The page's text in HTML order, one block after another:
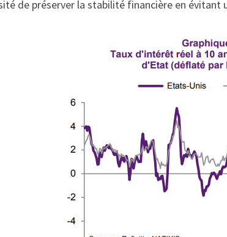
de préserver la stabilité financière en